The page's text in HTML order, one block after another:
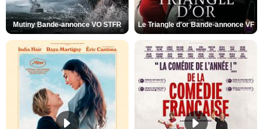
Mutiny Bande-annonce VO STFR Le Triangle d'or Bande-annonce VF